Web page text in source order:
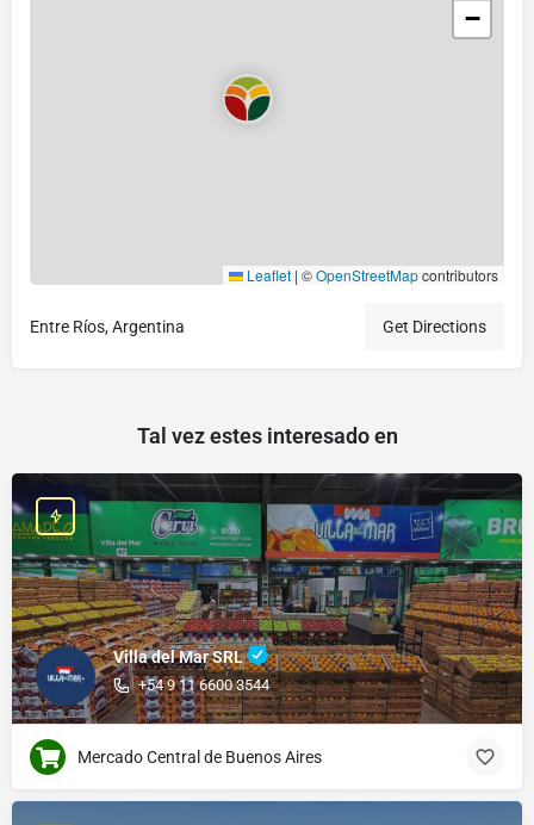
−
Leaflet | ©OpenStreetMapcontributors
Entre Ríos, Argentina Get Directions
Tal vez estes interesado en
Villa del Mar SRL
+54 9 11 6600 3544
Mercado Central de Buenos Aires